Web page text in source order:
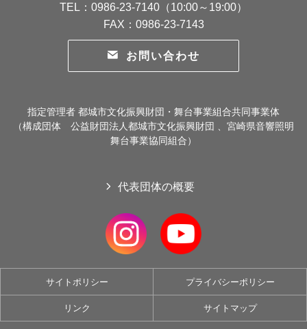
TEL：0986-23-7140（10:00～19:00）
FAX：0986-23-7143
お問い合わせ
指定管理者 都城市文化振興財団・舞台事業組合共同事業体
（構成団体 公益財団法人都城市文化振興財団 、宮崎県音響照明
舞台事業協同組合）
代表団体の概要
サイトポリシー プライバシーポリシー
リンク サイトマップ